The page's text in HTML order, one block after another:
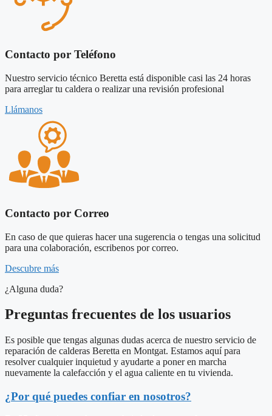
Contacto por Teléfono
Nuestro servicio técnico Beretta está disponible casi las 24 horas
para arreglar tu caldera o realizar una revisión profesional
Llámanos
Contacto por Correo
En caso de que quieras hacer una sugerencia o tengas una solicitud
para una colaboración, escribenos por correo.
Descubre más
¿Alguna duda?
Preguntas frecuentes de los usuarios
Es posible que tengas algunas dudas acerca de nuestro servicio de
reparación de calderas Beretta en Montgat. Estamos aquí para
resolver cualquier inquietud y ayudarte a poner en marcha
nuevamente la calefacción y el agua caliente en tu vivienda.
¿Por qué puedes confiar en nosotros?